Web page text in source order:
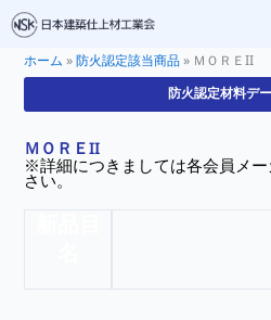
ホーム »防火認定該当商品» ＭＯＲＥII
防火認定材料デ
ＭＯＲＥII
※詳細につきましては各会員メ
さい。